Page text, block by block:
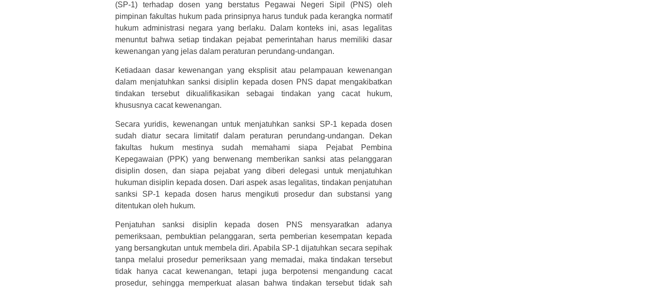
(SP-1) terhadap dosen yang berstatus Pegawai Negeri Sipil (PNS) oleh
pimpinan fakultas hukum pada prinsipnya harus tunduk pada kerangka normatif
hukum administrasi negara yang berlaku. Dalam konteks ini, asas legalitas
menuntut bahwa setiap tindakan pejabat pemerintahan harus memiliki dasar
kewenangan yang jelas dalam peraturan perundang-undangan.
Ketiadaan dasar kewenangan yang eksplisit atau pelampauan kewenangan
dalam menjatuhkan sanksi disiplin kepada dosen PNS dapat mengakibatkan
tindakan tersebut dikualifikasikan sebagai tindakan yang cacat hukum,
khususnya cacat kewenangan.
Secara yuridis, kewenangan untuk menjatuhkan sanksi SP-1 kepada dosen
sudah diatur secara limitatif dalam peraturan perundang-undangan. Dekan
fakultas hukum mestinya sudah memahami siapa Pejabat Pembina
Kepegawaian (PPK) yang berwenang memberikan sanksi atas pelanggaran
disiplin dosen, dan siapa pejabat yang diberi delegasi untuk menjatuhkan
hukuman disiplin kepada dosen. Dari aspek asas legalitas, tindakan penjatuhan
sanksi SP-1 kepada dosen harus mengikuti prosedur dan substansi yang
ditentukan oleh hukum.
Penjatuhan sanksi disiplin kepada dosen PNS mensyaratkan adanya
pemeriksaan, pembuktian pelanggaran, serta pemberian kesempatan kepada
yang bersangkutan untuk membela diri. Apabila SP-1 dijatuhkan secara sepihak
tanpa melalui prosedur pemeriksaan yang memadai, maka tindakan tersebut
tidak hanya cacat kewenangan, tetapi juga berpotensi mengandung cacat
prosedur, sehingga memperkuat alasan bahwa tindakan tersebut tidak sah